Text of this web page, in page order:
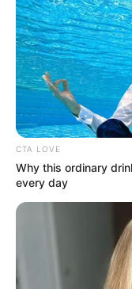
CTA LOVE
Why this ordinary
every day